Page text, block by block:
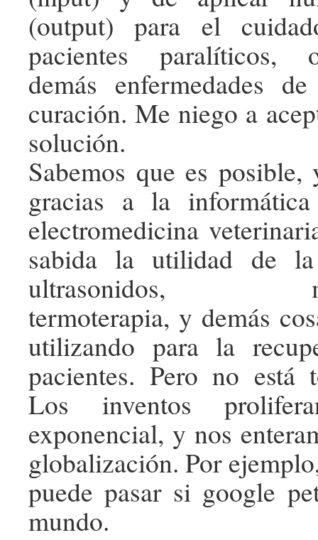
(output) para el
pacientes paralíticos,
demás enfermedades
curación. Me niego a
solución.
Sabemos que es
gracias a la
electromedicina
sabida la utilidad de la
ultrasonidos,
termoterapia, y demás
utilizando para la
pacientes. Pero no está
Los inventos
exponencial, y nos
globalización. Por
puede pasar si google
mundo.